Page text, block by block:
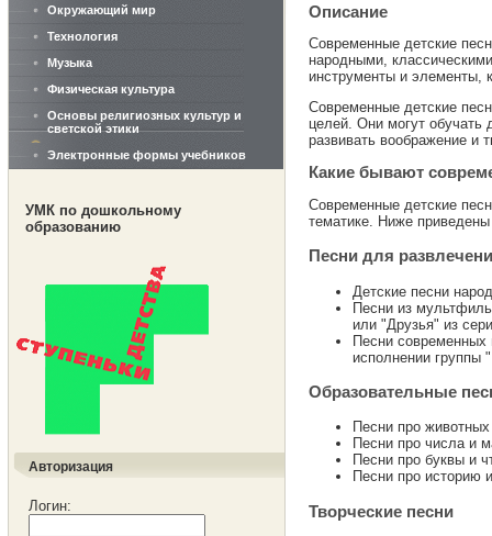
Окружающий мир
Технология
Музыка
Физическая культура
Основы религиозных культур и
светской этики
Электронные формы учебников
УМК по дошкольному
образованию
Авторизация
Логин:
Описание
Современные детские
народными,
инструменты и элементы,
Современные детские
целей. Они могут обучать
развивать воображение и
Какие бывают
Современные детские
тематике. Ниже
Песни для
Детские песни
Песни из
или "Друзья" из
Песни современных
исполнении группы
Образовательные
Песни про
Песни про числа и
Песни про буквы и
Песни про историю
Творческие песни